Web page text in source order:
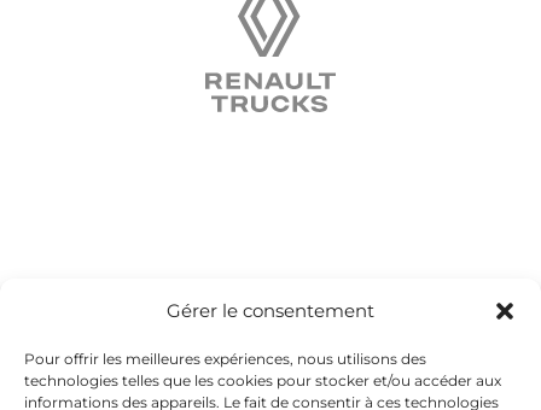
Gérer le consentement
Pour offrir les meilleures expériences, nous utilisons des
technologies telles que les cookies pour stocker et/ou accéder aux
informations des appareils. Le fait de consentir à ces technologies